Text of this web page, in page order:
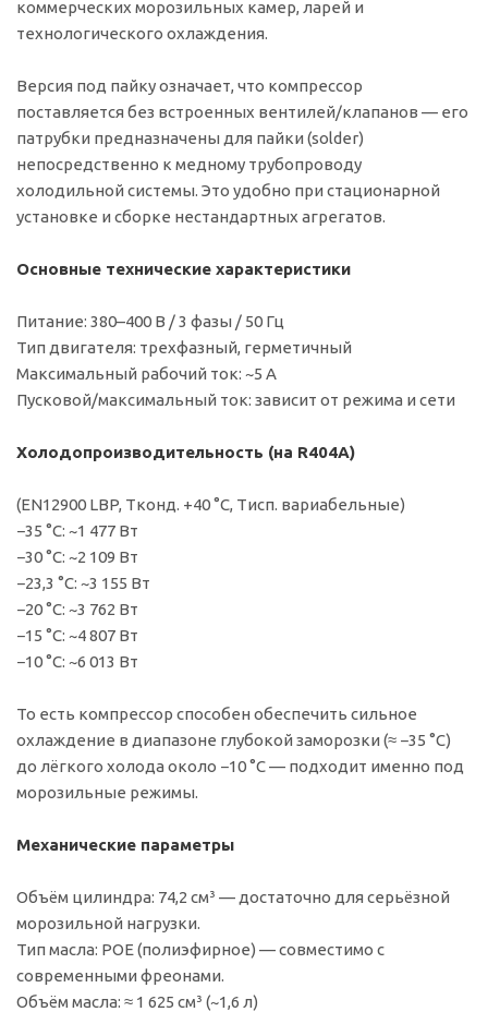
коммерческих морозильных камер, ларей и
технологического охлаждения.
Версия под пайку означает, что компрессор
поставляется без встроенных вентилей/клапанов — его
патрубки предназначены для пайки (solder)
непосредственно к медному трубопроводу
холодильной системы. Это удобно при стационарной
установке и сборке нестандартных агрегатов.
Основные технические характеристики
Питание: 380–400 В / 3 фазы / 50 Гц
Тип двигателя: трехфазный, герметичный
Максимальный рабочий ток: ~5 А
Пусковой/максимальный ток: зависит от режима и сети
Холодопроизводительность (на R404A)
(EN12900 LBP, Tконд. +40 °C, Tисп. вариабельные)
−35 °C: ~1 477 Вт
−30 °C: ~2 109 Вт
−23,3 °C: ~3 155 Вт
−20 °C: ~3 762 Вт
−15 °C: ~4 807 Вт
−10 °C: ~6 013 Вт
То есть компрессор способен обеспечить сильное
охлаждение в диапазоне глубокой заморозки (≈ −35 °C)
до лёгкого холода около −10 °C — подходит именно под
морозильные режимы.
Механические параметры
Объём цилиндра: 74,2 см³ — достаточно для серьёзной
морозильной нагрузки.
Тип масла: POE (полиэфирное) — совместимо с
современными фреонами.
Объём масла: ≈ 1 625 см³ (~1,6 л)